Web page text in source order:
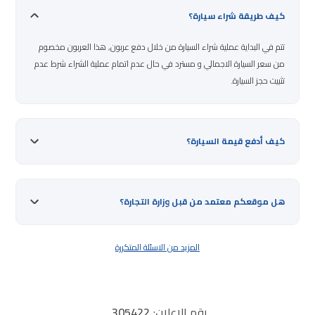
كيف طريقة شراء سيارة؟
تتم في البداية عملية شراء السيارة من خلال دفع عربون, هذا العربون مخصوم
من سعر السيارة الاجمالي و مسترد في حال عدم اتمام عملية الشراء شرط عدم
تثبيت حجز السيارة.
كيف أدفع قيمة السيارة؟
هل موقعكم معتمد من قبل وزارة التجارة؟
المزيد من الاسئلة المتكررة